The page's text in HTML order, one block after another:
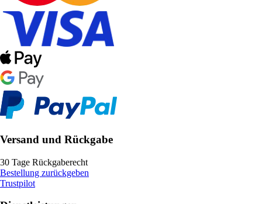
Versand und Rückgabe
30 Tage Rückgaberecht
Bestellung zurückgeben
Trustpilot